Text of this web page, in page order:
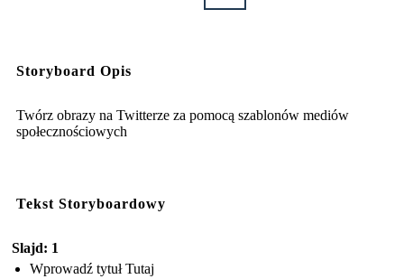
Storyboard Opis
Twórz obrazy na Twitterze za pomocą szablonów mediów
społecznościowych
Tekst Storyboardowy
Slajd: 1
Wprowadź tytuł Tutaj